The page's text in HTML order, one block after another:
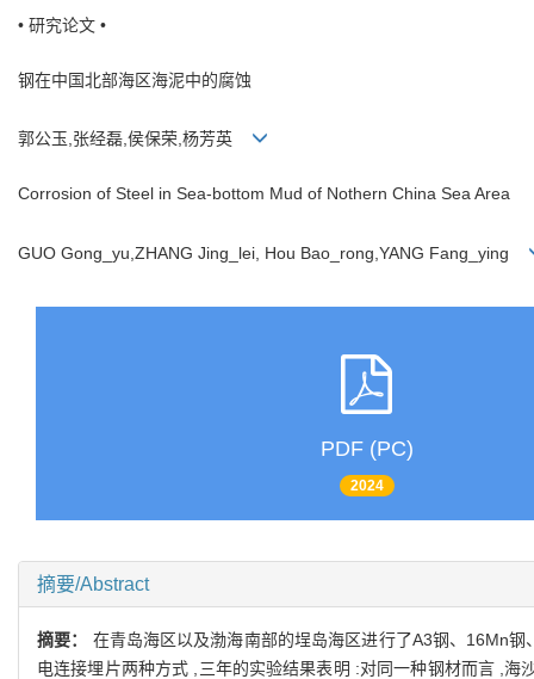
• 研究论文 •
钢在中国北部海区海泥中的腐蚀
郭公玉,张经磊,侯保荣,杨芳英
Corrosion of Steel in Sea-bottom Mud of Nothern China Sea Area
GUO Gong_yu,ZHANG Jing_lei, Hou Bao_rong,YANG Fang_ying
PDF (PC)
2024
摘要/Abstract
摘要： 在青岛海区以及渤海南部的埕岛海区进行了A3钢、16Mn
电连接埋片两种方式 ,三年的实验结果表明 :对同一种钢材而言 ,